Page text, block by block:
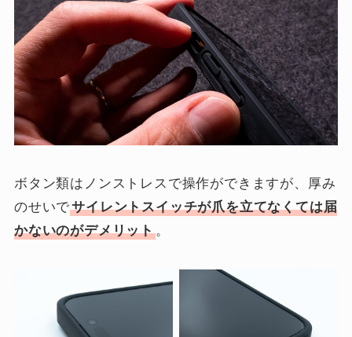
ボタン類はノンストレスで操作ができますが、厚み
のせいでサイレントスイッチが爪を立てなくては届
かないのがデメリット。